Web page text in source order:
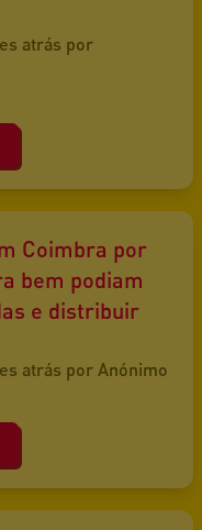
atrás por
Coimbra por
bem podiam
e distribuir
atrás por Anónimo